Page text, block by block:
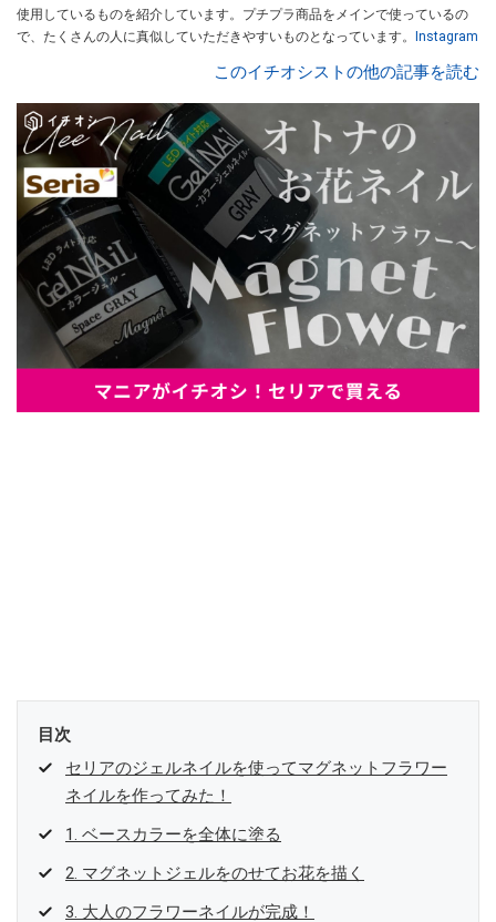
使用しているものを紹介しています。プチプラ商品をメインで使っているの
で、たくさんの人に真似していただきやすいものとなっています。
Instagram
このイチオシストの他の記事を読む
目次
セリアのジェルネイルを使ってマグネットフラワー
ネイルを作ってみた！
1. ベースカラーを全体に塗る
2. マグネットジェルをのせてお花を描く
3. 大人のフラワーネイルが完成！